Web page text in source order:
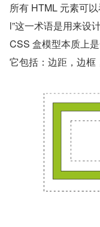
所有 HTML 元素可
l”这一术语是用来设
CSS 盒模型本质上
它包括：边距，边框